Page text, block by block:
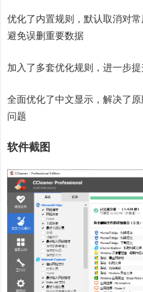
优化了内置规则，默认取消对
避免误删重要数据
加入了多套优化规则，进一步
全面优化了中文显示，解决了
问题
软件截图